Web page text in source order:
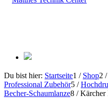
Du bist hier: Startseite1 / Shop2 /
Professional Zubehör5 /
Becher-Schaumlanze8 / Kärcher